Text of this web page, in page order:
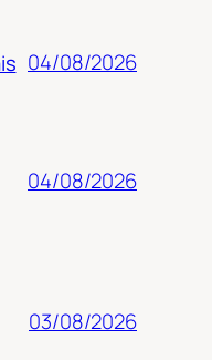
04/08/2026
04/08/2026
03/08/2026